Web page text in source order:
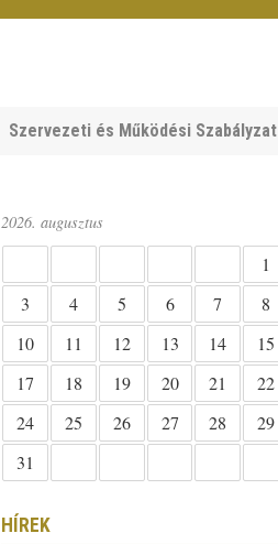
Szervezeti és Működési Szabályzat
2026. augusztus
1
3
4 5 6 7 8
10
11 12 13 14 15
17
18 19 20 21 22
24
25 26 27 28 29
31
HÍREK